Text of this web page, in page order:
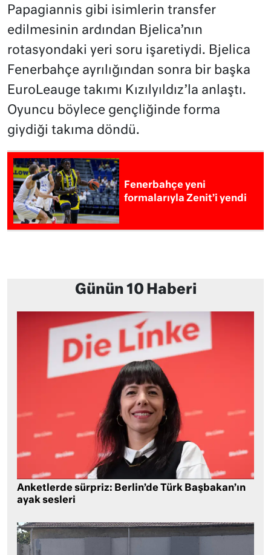
Papagiannis gibi isimlerin transfer
edilmesinin ardından Bjelica’nın
rotasyondaki yeri soru işaretiydi. Bjelica
Fenerbahçe ayrılığından sonra bir başka
EuroLeauge takımı Kızılyıldız’la anlaştı.
Oyuncu böylece gençliğinde forma
giydiği takıma döndü.
Fenerbahçe yeni
formalarıyla Zenit’i yendi
Günün 10 Haberi
Anketlerde sürpriz: Berlin’de Türk Başbakan’ın
ayak sesleri